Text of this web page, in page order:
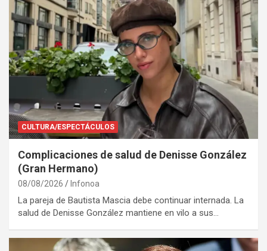
CULTURA/ESPECTÁCULOS
Complicaciones de salud de Denisse González
(Gran Hermano)
08/08/2026 Infonoa
La pareja de Bautista Mascia debe continuar internada. La
salud de Denisse González mantiene en vilo a sus…